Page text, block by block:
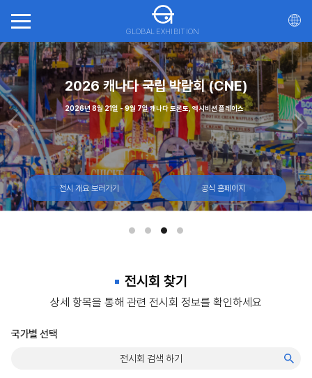
GLOBAL EXHIBITION
회(ITTS)
트리올 캐나다
전시 개요 보러가기 공식 홈페이지
스
일, 라스베이거스 컨벤션 센터
전시 개요 보러가기 공식 홈페이지
2026 캐나다 국립 박람회 (CNE)
2026년 8월 21일 - 9월 7일 캐나다 토론토, 엑시비션 플레이스
전시 개요 보러가기 공식 홈페이지
2026년 10월 21일 - 23일 마리
전시회 찾기
상세 항목을 통해 관련 전시회 정보를 확인하세요
국가별 선택